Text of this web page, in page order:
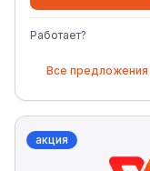
Работает?
Все предложения
акция